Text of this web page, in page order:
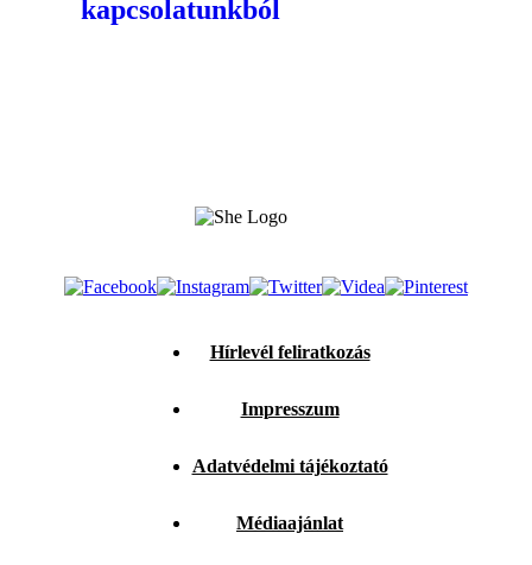
kapcsolatunkból
Hírlevél feliratkozás
Impresszum
Adatvédelmi tájékoztató
Médiaajánlat